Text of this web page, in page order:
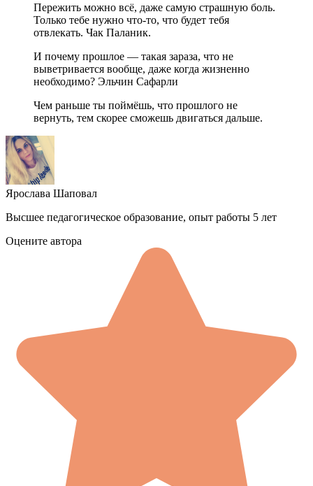
Пережить можно всё, даже самую страшную боль.
Только тебе нужно что-то, что будет тебя
отвлекать. Чак Паланик.
И почему прошлое — такая зараза, что не
выветривается вообще, даже когда жизненно
необходимо? Эльчин Сафарли
Чем раньше ты поймёшь, что прошлого не
вернуть, тем скорее сможешь двигаться дальше.
Ярослава Шаповал
Высшее педагогическое образование, опыт работы 5 лет
Оцените автора